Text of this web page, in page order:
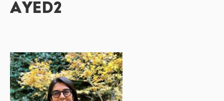
AYED2